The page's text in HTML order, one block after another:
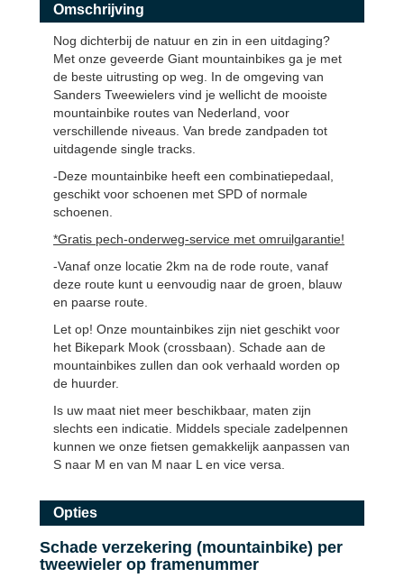
Omschrijving
Nog dichterbij de natuur en zin in een uitdaging?
Met onze geveerde Giant mountainbikes ga je met
de beste uitrusting op weg. In de omgeving van
Sanders Tweewielers vind je wellicht de mooiste
mountainbike routes van Nederland, voor
verschillende niveaus. Van brede zandpaden tot
uitdagende single tracks.
-Deze mountainbike heeft een combinatiepedaal,
geschikt voor schoenen met SPD of normale
schoenen.
*Gratis pech-onderweg-service met omruilgarantie!
-Vanaf onze locatie 2km na de rode route, vanaf
deze route kunt u eenvoudig naar de groen, blauw
en paarse route.
Let op! Onze mountainbikes zijn niet geschikt voor
het Bikepark Mook (crossbaan). Schade aan de
mountainbikes zullen dan ook verhaald worden op
de huurder.
Is uw maat niet meer beschikbaar, maten zijn
slechts een indicatie. Middels speciale zadelpennen
kunnen we onze fietsen gemakkelijk aanpassen van
S naar M en van M naar L en vice versa.
Opties
Schade verzekering (mountainbike) per
tweewieler op framenummer